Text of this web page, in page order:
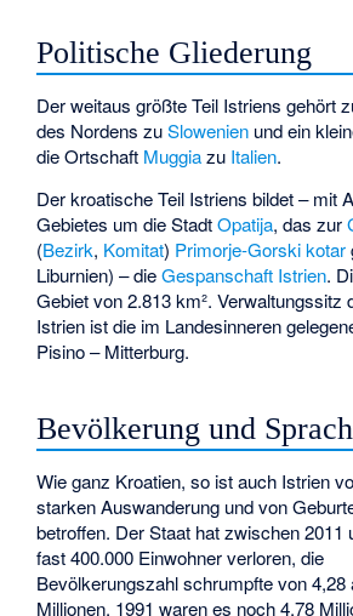
Politische Gliederung
Der weitaus größte Teil Istriens gehört
des Nordens zuSlowenien und ein
die Ortschaft Muggiazu Italien.
Der kroatische Teil Istriens bildet – mit
Gebietes um die StadtOpatija, das zur
(Bezirk, Komitat) Primorje-Gorski kotar
Liburnien) – dieGespanschaft Istrien.
Gebiet von 2.813 km². Verwaltungssitz
Istrien ist die im Landesinneren
Pisino – Mitterburg.
Bevölkerung und
Wie ganz Kroatien, so ist auch Istrien
starken Auswanderung und von
betroffen. Der Staat hat zwischen 2011
fast 400.000 Einwohner verloren, die
Bevölkerungszahl schrumpfte von 4,28
Millionen. 1991 waren es noch 4,78